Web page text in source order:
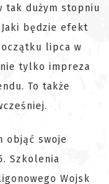
tak dużym stopniu
będzie efekt
lipca w
tylko impreza
To także
objąć swoje
Szkolenia
Wojsk